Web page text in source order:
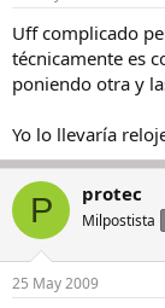
Uff complicado
técnicamente es
poniendo otra y
Yo lo llevaría
P protec
Milpostista
25 May 2009